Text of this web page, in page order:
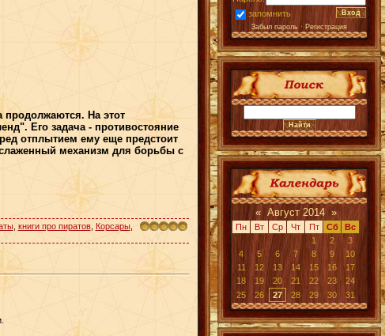
продолжаются. На этот
Его задача - противостояние
отплытием ему еще предстоит
механизм для борьбы с
, книги про пиратов, Корсары,
запомнить
Забыл пароль · Регистрация
« Август 2014 »
Пн Вт Ср Чт Пт Сб
Вс
1
2
3
4
5 6 7 8 9
10
11
12 13 14 15 16
17
18
19 20 21 22 23
24
25
26 27 28 29 30 31